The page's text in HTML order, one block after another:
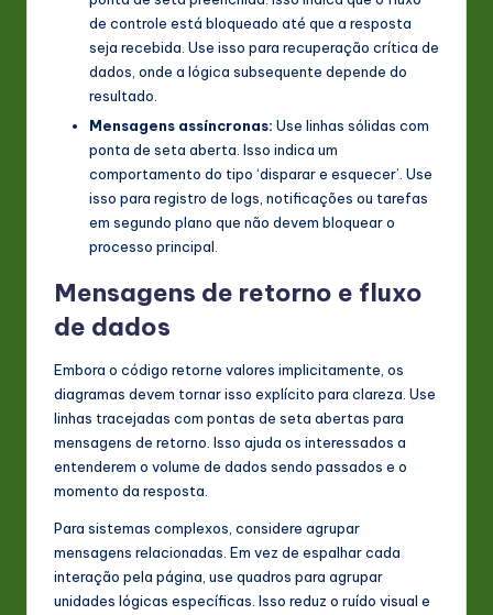
de controle está bloqueado até que a resposta
seja recebida. Use isso para recuperação crítica de
dados, onde a lógica subsequente depende do
resultado.
Mensagens assíncronas: Use linhas sólidas com
ponta de seta aberta. Isso indica um
comportamento do tipo ‘disparar e esquecer’. Use
isso para registro de logs, notificações ou tarefas
em segundo plano que não devem bloquear o
processo principal.
Mensagens de retorno e fluxo
de dados
Embora o código retorne valores implicitamente, os
diagramas devem tornar isso explícito para clareza. Use
linhas tracejadas com pontas de seta abertas para
mensagens de retorno. Isso ajuda os interessados a
entenderem o volume de dados sendo passados e o
momento da resposta.
Para sistemas complexos, considere agrupar
mensagens relacionadas. Em vez de espalhar cada
interação pela página, use quadros para agrupar
unidades lógicas específicas. Isso reduz o ruído visual e